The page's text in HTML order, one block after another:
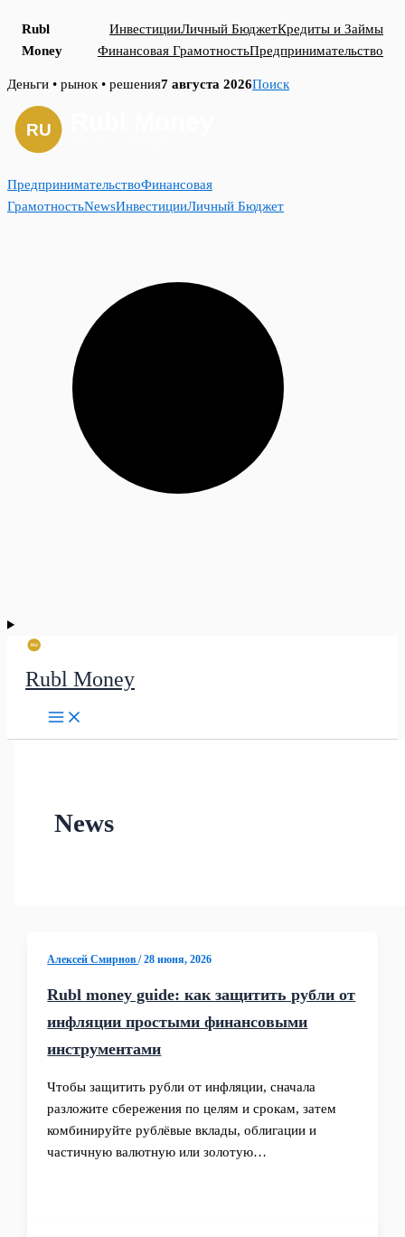
Rubl
Money
ИнвестицииЛичный БюджетКредиты и Займы
Финансовая ГрамотностьПредпринимательство
Skip
content
Деньги • рынок • решения7 августа 2026Поиск
ПредпринимательствоФинансовая
ГрамотностьNewsИнвестицииЛичный Бюджет
Rubl Money
News
Алексей Смирнов/28 июня, 2026
Rubl money guide: как защитить рубли от
инфляции простыми финансовыми
инструментами
Чтобы защитить рубли от инфляции, сначала
разложите сбережения по целям и срокам, затем
комбинируйте рублёвые вклады, облигации и
частичную валютную или золотую…